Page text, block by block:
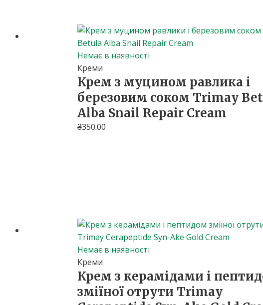
Немає в наявності
Креми
Крем з муцином равлика і
березовим соком Trimay
Alba Snail Repair Cream
₴350.00
Немає в наявності
Креми
Крем з керамідами і
зміїної отрути Trimay